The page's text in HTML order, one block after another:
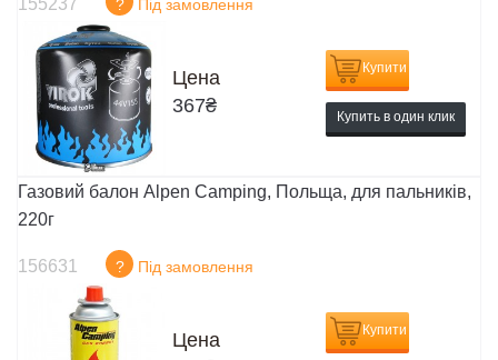
155237 ? Під замовлення
Цена
367₴
Купити
Купить в один клик
Газовий балон Alpen Camping, Польща, для пальників,
220г
156631 ? Під замовлення
Цена
Купити